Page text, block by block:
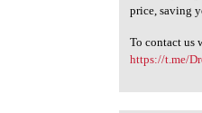
price, saving
To contact us
https://t.me/